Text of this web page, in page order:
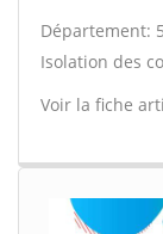
Département:
Isolation des
Voir la fiche